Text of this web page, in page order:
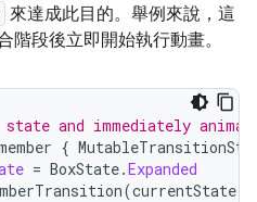
來達成此目的。舉例來說，這
階段後立即開始執行動畫。
and immediately
{
= BoxState.Expanded
(currentState